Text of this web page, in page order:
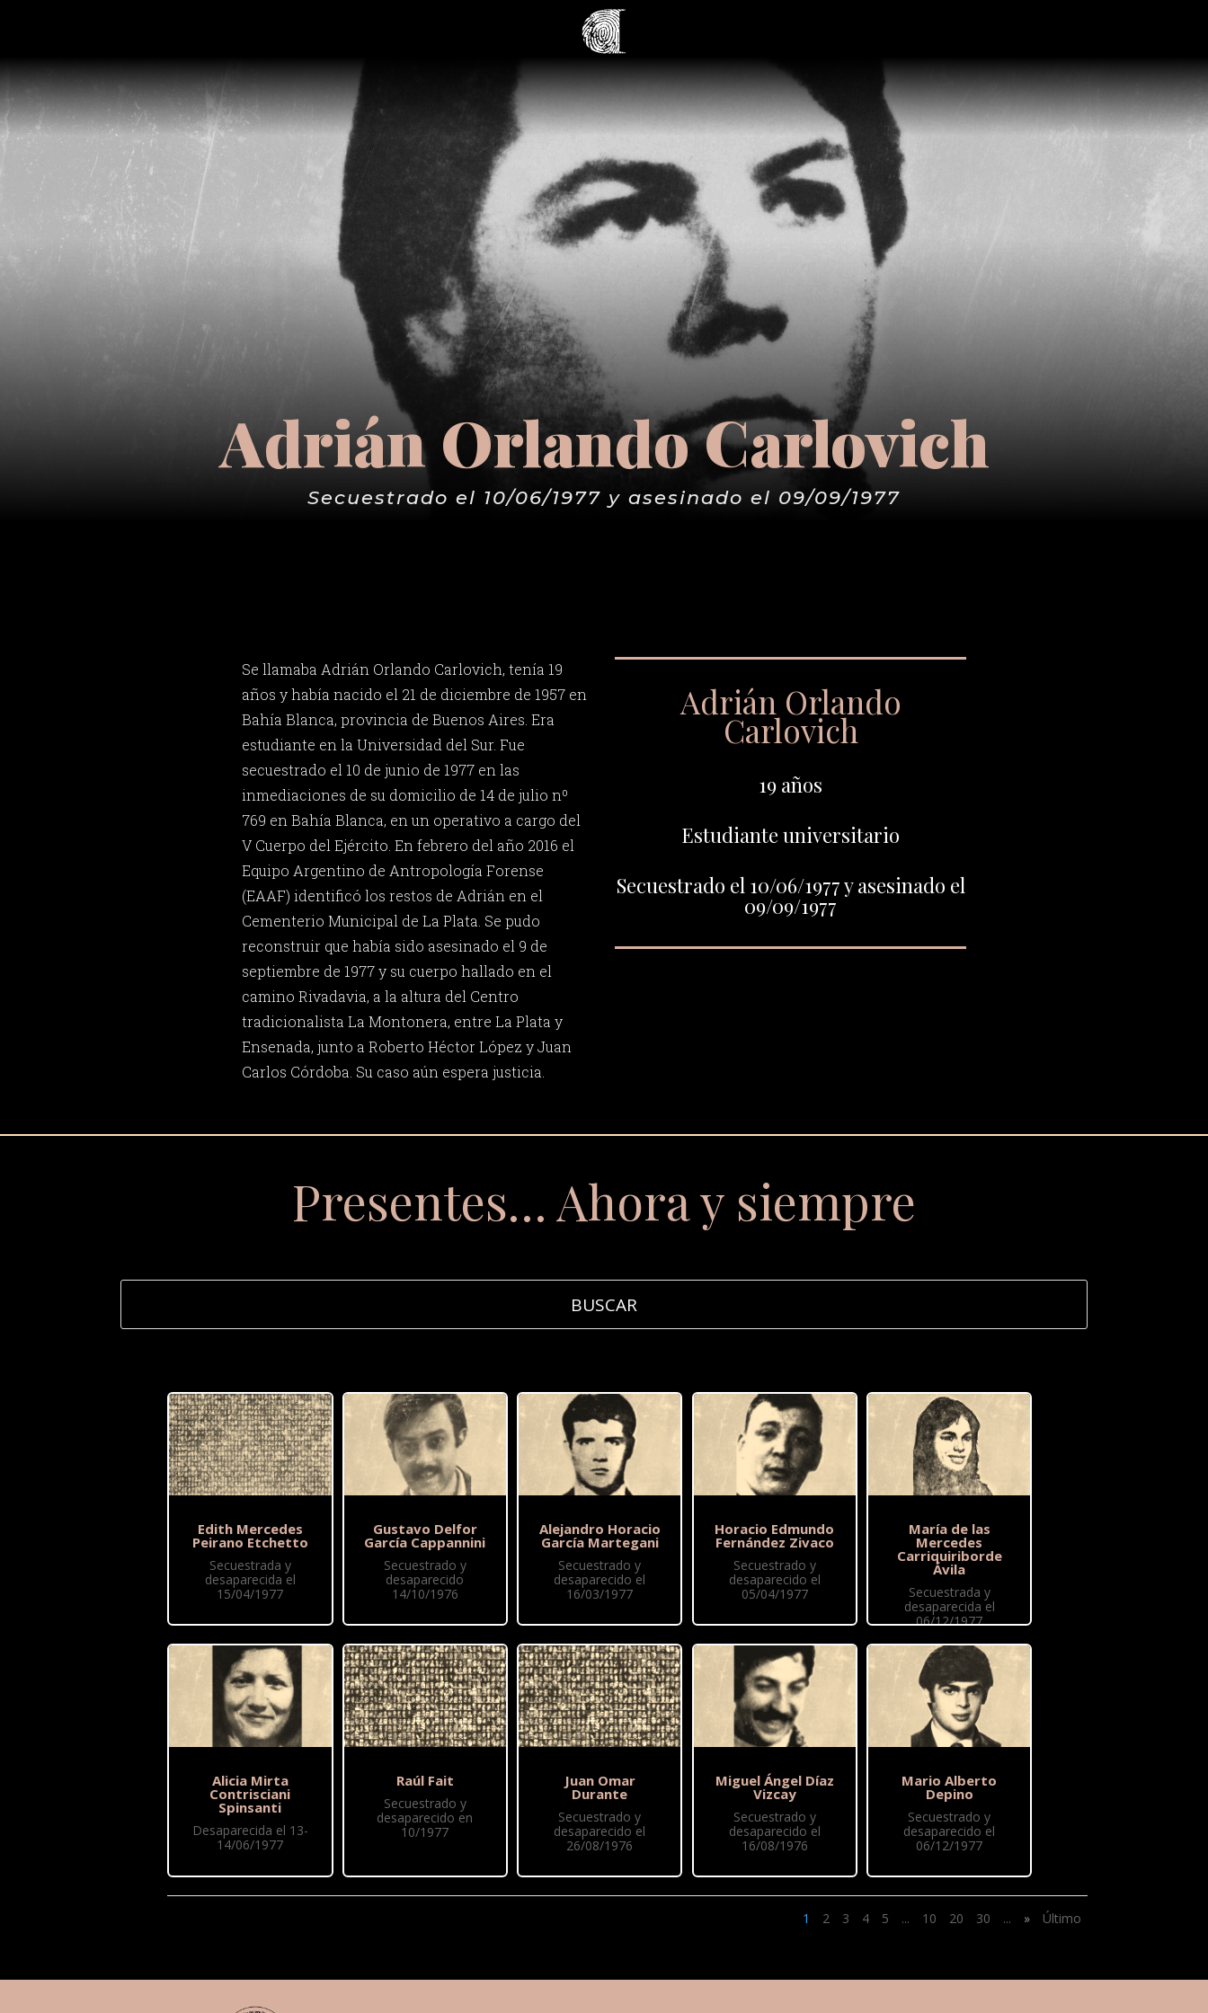
Adrián Orlando Carlovich
Secuestrado el 10/06/1977 y asesinado el 09/09/1977
Se llamaba Adrián Orlando Carlovich, tenía 19
años y había nacido el 21 de diciembre de 1957 en
Bahía Blanca, provincia de Buenos Aires. Era
estudiante en la Universidad del Sur. Fue
secuestrado el 10 de junio de 1977 en las
inmediaciones de su domicilio de 14 de julio nº
769 en Bahía Blanca, en un operativo a cargo del
V Cuerpo del Ejército. En febrero del año 2016 el
Equipo Argentino de Antropología Forense
(EAAF) identificó los restos de Adrián en el
Cementerio Municipal de La Plata. Se pudo
reconstruir que había sido asesinado el 9 de
septiembre de 1977 y su cuerpo hallado en el
camino Rivadavia, a la altura del Centro
tradicionalista La Montonera, entre La Plata y
Ensenada, junto a Roberto Héctor López y Juan
Carlos Córdoba. Su caso aún espera justicia.
Adrián Orlando
Carlovich
19 años
Estudiante universitario
Secuestrado el 10/06/1977 y asesinado el
09/09/1977
Presentes… Ahora y siempre
Edith Mercedes
Peirano Etchetto
Secuestrada y
desaparecida el
15/04/1977
Alicia Mirta
Contrisciani
Spinsanti
Desaparecida el 13-
14/06/1977
Gustavo Delfor
García Cappannini
Secuestrado y
desaparecido
14/10/1976
Raúl Fait
Secuestrado y
desaparecido en
10/1977
Alejandro Horacio
García Martegani
Secuestrado y
desaparecido el
16/03/1977
Juan Omar
Durante
Secuestrado y
desaparecido el
26/08/1976
Horacio Edmundo
Fernández Zivaco
Secuestrado y
desaparecido el
05/04/1977
Miguel Ángel Díaz
Vizcay
Secuestrado y
desaparecido el
16/08/1976
María de las
Mercedes
Carriquiriborde
Ávila
Secuestrada y
desaparecida el
06/12/1977
Mario Alberto
Depino
Secuestrado y
desaparecido el
06/12/1977
1 2 3 4 5 ... 10 20 30 ... » Último